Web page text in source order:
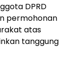
DPRD
permohonan
atas
tanggung